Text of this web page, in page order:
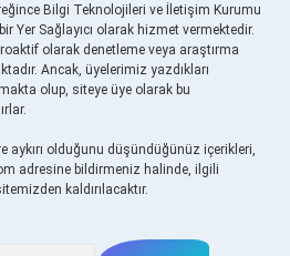
Bilgi Teknolojileri ve İletişim Kurumu
Yer Sağlayıcı olarak hizmet vermektedir.
olarak denetleme veya araştırma
Ancak, üyelerimiz yazdıkları
olup, siteye üye olarak bu
aykırı olduğunu düşündüğünüz içerikleri,
adresine bildirmeniz halinde, ilgili
kaldırılacaktır.